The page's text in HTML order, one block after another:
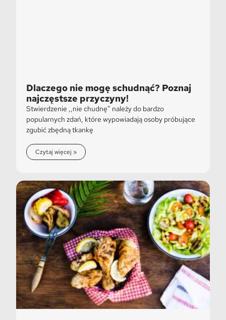
Dlaczego nie mogę schudnąć? Poznaj
najczęstsze przyczyny!
Stwierdzenie ,,nie chudnę” należy do bardzo
popularnych zdań, które wypowiadają osoby próbujące
zgubić zbędną tkankę
Czytaj więcej »